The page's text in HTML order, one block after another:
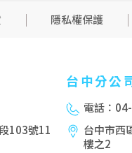
隱私權保護
103號11
台中分公
電話：
台中市西
樓之2